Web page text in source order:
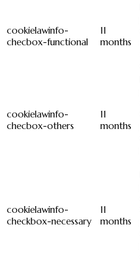
cookielawinfo-
checbox-functional
11
months
cookielawinfo-
checbox-others
11
months
cookielawinfo-
checkbox-necessary
11
months